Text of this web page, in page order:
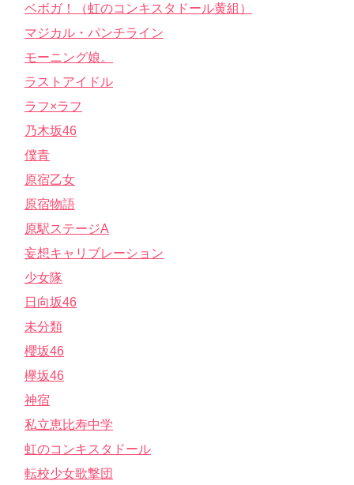
ベボガ！（虹のコンキスタドール黄組）
マジカル・パンチライン
モーニング娘。
ラストアイドル
ラフ×ラフ
乃木坂46
僕青
原宿乙女
原宿物語
原駅ステージA
妄想キャリブレーション
少女隊
日向坂46
未分類
櫻坂46
欅坂46
神宿
私立恵比寿中学
虹のコンキスタドール
転校少女歌撃団